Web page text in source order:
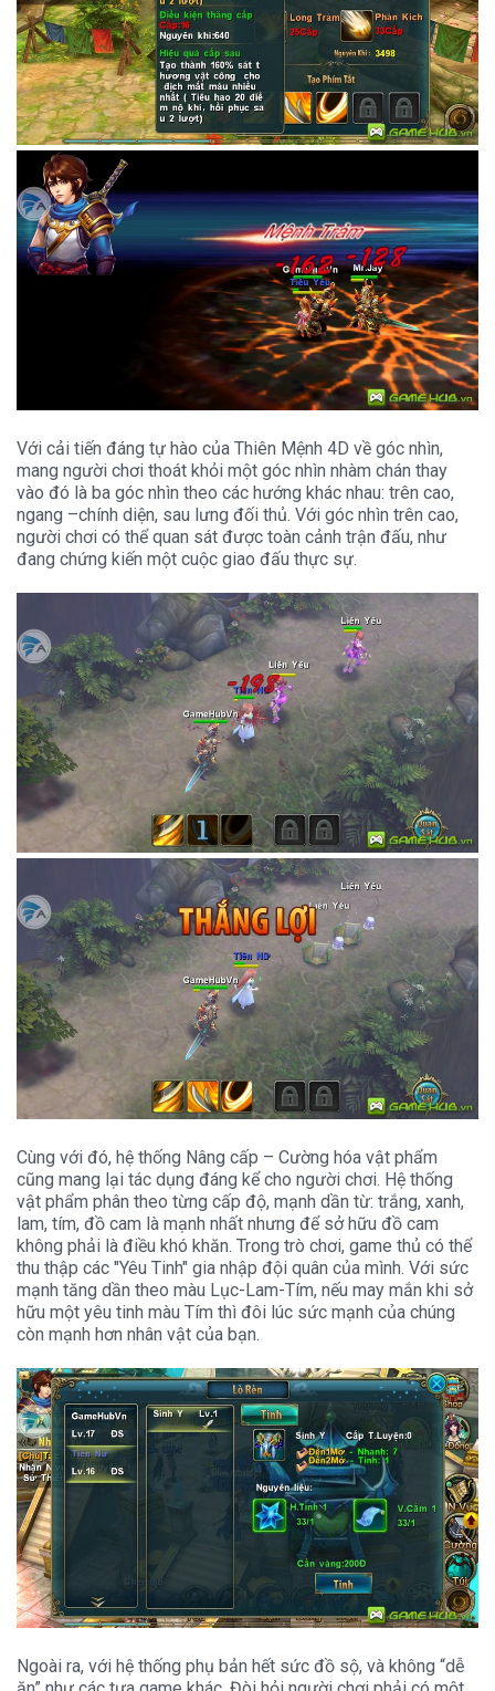
Với cải tiến đáng tự hào của Thiên Mệnh 4D về góc nhìn,
mang người chơi thoát khỏi một góc nhìn nhàm chán thay
vào đó là ba góc nhìn theo các hướng khác nhau: trên cao,
ngang –chính diện, sau lưng đối thủ. Với góc nhìn trên cao,
người chơi có thể quan sát được toàn cảnh trận đấu, như
đang chứng kiến một cuộc giao đấu thực sự.
Cùng với đó, hệ thống Nâng cấp – Cường hóa vật phẩm
cũng mang lại tác dụng đáng kể cho người chơi. Hệ thống
vật phẩm phân theo từng cấp độ, mạnh dần từ: trắng, xanh,
lam, tím, đồ cam là mạnh nhất nhưng để sở hữu đồ cam
không phải là điều khó khăn. Trong trò chơi, game thủ có thể
thu thập các "Yêu Tinh" gia nhập đội quân của mình. Với sức
mạnh tăng dần theo màu Lục-Lam-Tím, nếu may mắn khi sở
hữu một yêu tinh màu Tím thì đôi lúc sức mạnh của chúng
còn mạnh hơn nhân vật của bạn.
Ngoài ra, với hệ thống phụ bản hết sức đồ sộ, và không “dễ